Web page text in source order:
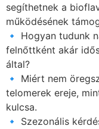
segíthetnek a
működésének
🔹 Hogyan tudunk
felnőttként akár
által?
🔹 Miért nem
telomerek ereje,
kulcsa.
🔹 Szezonális